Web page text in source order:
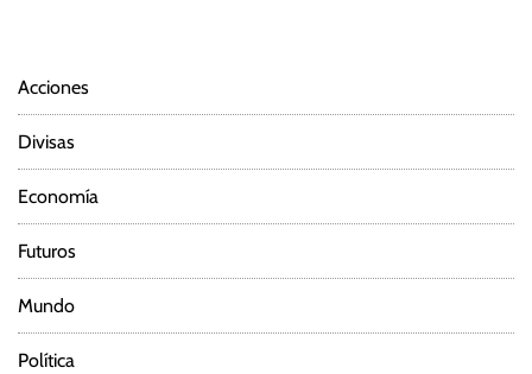
Acciones
Divisas
Economía
Futuros
Mundo
Política